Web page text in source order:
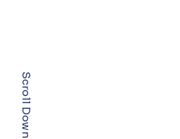
Scroll Down